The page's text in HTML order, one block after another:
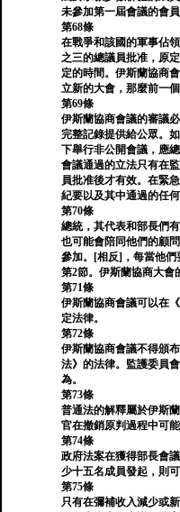
未參加第一屆會議的會
第68條
在戰爭和該國的軍事佔
之三的總議員批准，原
定的時間。伊斯蘭協商
立新的大會，那麼前一
第69條
伊斯蘭協商會議的審議
完整記錄提供給公眾。
下舉行非公開會議，應
會議通過的立法只有在
員批准後才有效。在緊
紀要以及其中通過的任何
第70條
總統，其代表和部長們
也可能會陪同他們的顧
參加。[相反]，每當他們
第2節。伊斯蘭協商大會
第71條
伊斯蘭協商會議可以在
定法律。
第72條
伊斯蘭協商會議不得頒
法》的法律。監護委員
為。
第73條
普通法的解釋屬於伊斯
官在撤銷原判過程中可能
第74條
政府法案在獲得部長會
少十五名成員發起，則
第75條
只有在彌補收入減少或